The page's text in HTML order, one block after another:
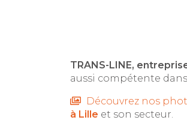
TRANS-LINE,
aussi compétente
Découvrez nos
à Lille et son secteur.